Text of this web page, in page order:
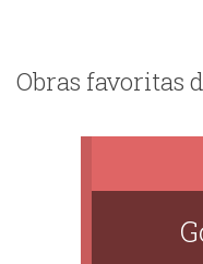
Obras favoritas